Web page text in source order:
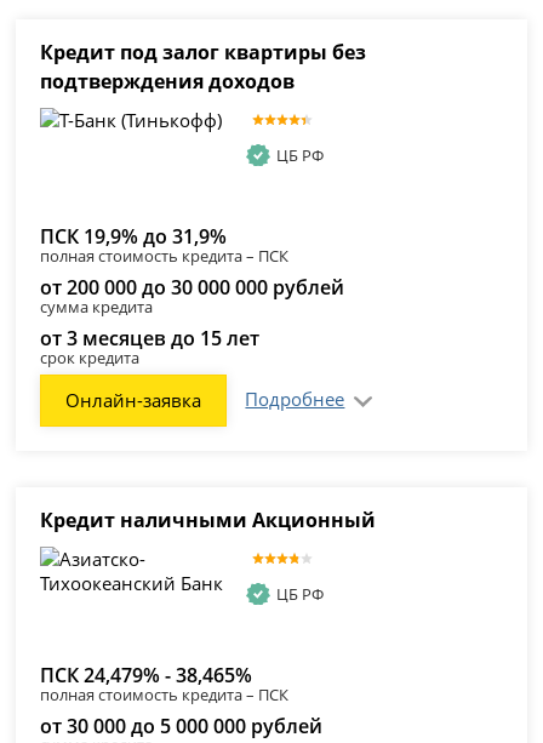
Кредит под залог квартиры без
подтверждения доходов
ЦБ РФ
ПСК 19,9% до 31,9%
полная стоимость кредита – ПСК
от 200 000 до 30 000 000 рублей
сумма кредита
от 3 месяцев до 15 лет
срок кредита
Онлайн-заявка Подробнее
Кредит наличными Акционный
ЦБ РФ
ПСК 24,479% - 38,465%
полная стоимость кредита – ПСК
от 30 000 до 5 000 000 рублей